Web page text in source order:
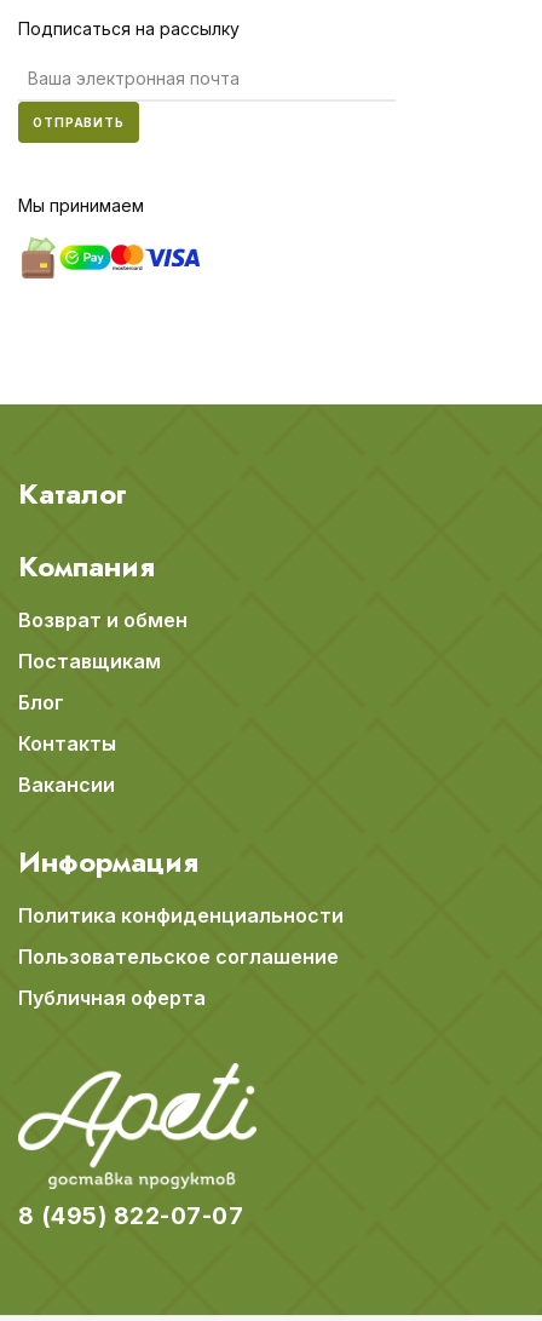
Подписаться на рассылку
ОТПРАВИТЬ
Мы принимаем
Каталог
Компания
Возврат и обмен
Поставщикам
Блог
Контакты
Вакансии
Информация
Политика конфиденциальности
Пользовательское соглашение
Публичная оферта
8 (495) 822-07-07